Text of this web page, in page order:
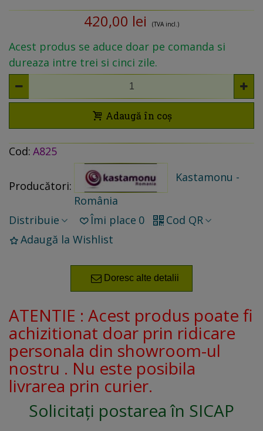
420,00 lei (TVA incl.)
Acest produs se aduce doar pe comanda si
dureaza intre trei si cinci zile.
Adaugă în coș
Cod: A825
Producători:
Kastamonu -
România
Distribuie
Îmi place 0
Cod QR
Adaugă la Wishlist
Doresc alte detalii
ATENTIE : Acest produs poate fi
achizitionat doar prin ridicare
personala din showroom-ul
nostru . Nu este posibila
livrarea prin curier.
Solicitați postarea în SICAP